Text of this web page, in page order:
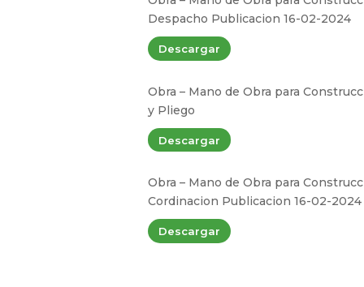
Despacho Publicacion 16-02-2024
Descargar
Obra – Mano de Obra para
y Pliego
Descargar
Obra – Mano de Obra para
Cordinacion Publicacion 16-02-2024
Descargar